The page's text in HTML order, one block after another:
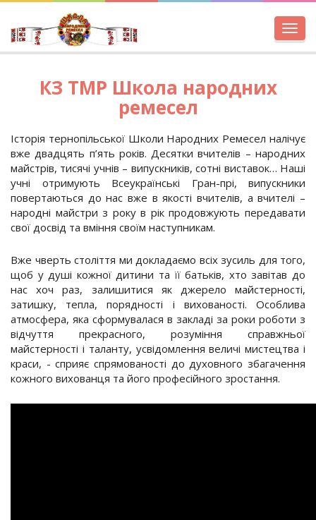
КЗ ТМР Школа народних
ремесел
Історія тернопільської Школи Народних Ремесел налічує
вже двадцять п’ять років. Десятки вчителів – народних
майстрів, тисячі учнів – випускників, сотні виставок… Наші
учні отримують Всеукраїнські Гран-прі, випускники
повертаються до нас вже в якості вчителів, а вчителі –
народні майстри з року в рік продовжують передавати
свої досвід та вміння своїм наступникам.
Вже чверть століття ми докладаємо всіх зусиль для того,
щоб у душі кожної дитини та її батьків, хто завітав до
нас хоч раз, залишитися як джерело майстерності,
затишку, тепла, порядності і вихованості. Особлива
атмосфера, яка сформувалася в закладі за роки роботи з
відчуття прекрасного, розуміння справжньої
майстерності і таланту, усвідомлення величі мистецтва і
краси, - сприяє спрямованості до духовного збагачення
кожного вихованця та його професійного зростання.